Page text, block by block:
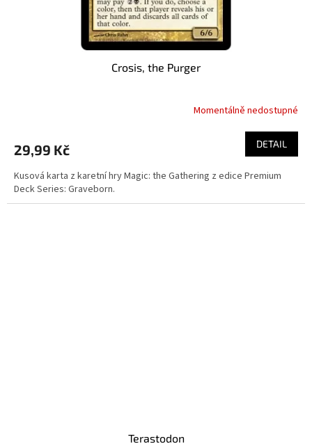
Crosis, the Purger
Momentálně nedostupné
29,99 Kč DETAIL
Kusová karta z karetní hry Magic: the Gathering z edice Premium
Deck Series: Graveborn.
Terastodon